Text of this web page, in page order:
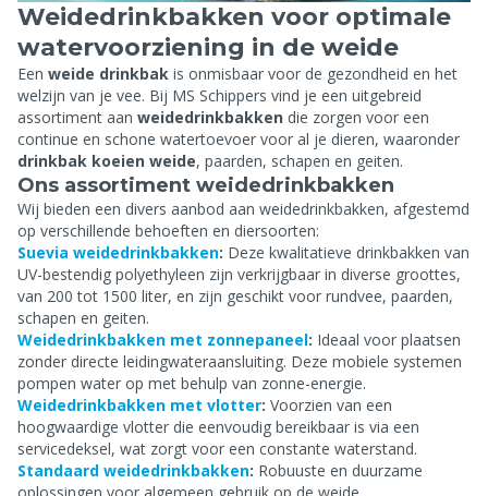
Weidedrinkbakken voor optimale
watervoorziening in de weide
Een weide drinkbak is onmisbaar voor de gezondheid en het
welzijn van je vee. Bij MS Schippers vind je een uitgebreid
assortiment aan weidedrinkbakken die zorgen voor een
continue en schone watertoevoer voor al je dieren, waaronder
drinkbak koeien weide, paarden, schapen en geiten.
Ons assortiment weidedrinkbakken
Wij bieden een divers aanbod aan weidedrinkbakken, afgestemd
op verschillende behoeften en diersoorten:
Suevia weidedrinkbakken: Deze kwalitatieve drinkbakken van
UV-bestendig polyethyleen zijn verkrijgbaar in diverse groottes,
van 200 tot 1500 liter, en zijn geschikt voor rundvee, paarden,
schapen en geiten.
Weidedrinkbakken met zonnepaneel: Ideaal voor plaatsen
zonder directe leidingwateraansluiting. Deze mobiele systemen
pompen water op met behulp van zonne-energie.
Weidedrinkbakken met vlotter: Voorzien van een
hoogwaardige vlotter die eenvoudig bereikbaar is via een
servicedeksel, wat zorgt voor een constante waterstand.
Standaard weidedrinkbakken: Robuuste en duurzame
oplossingen voor algemeen gebruik op de weide.